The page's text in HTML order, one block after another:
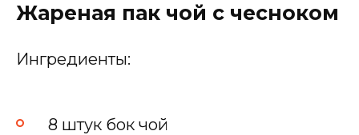
Жареная пак чой с чесноком
Ингредиенты:
8 штук бок чой